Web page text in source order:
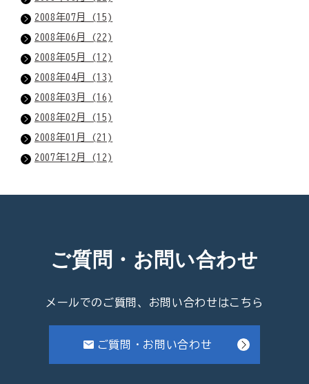
2008年07月 (15)
2008年06月 (22)
2008年05月 (12)
2008年04月 (13)
2008年03月 (16)
2008年02月 (15)
2008年01月 (21)
2007年12月 (12)
ご質問・お問い合わせ
メールでのご質問、お問い合わせはこちら
ご質問・お問い合わせ